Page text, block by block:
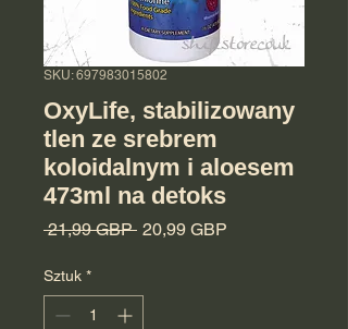
SKU: 697983015802
OxyLife, stabilizowany
tlen ze srebrem
koloidalnym i aloesem
473ml na detoks
21,99 GBP Regularna cena
20,99 GBP
Sztuk *